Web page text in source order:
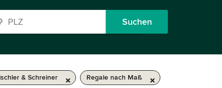
Suchen
& Schreiner Regale nach Maß